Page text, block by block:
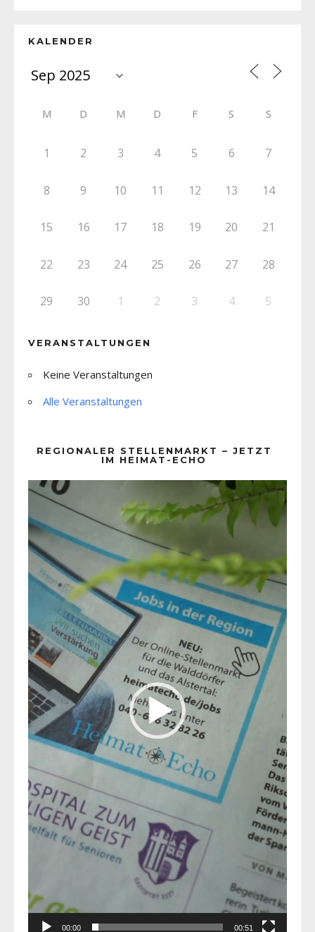
KALENDER
M D M D F S S
1 2 3 4 5 6 7
8 9 10 11 12 13 14
15 16 17 18 19 20 21
22 23 24 25 26 27 28
29 30 1 2 3 4 5
VERANSTALTUNGEN
Keine Veranstaltungen
Alle Veranstaltungen
REGIONALER STELLENMARKT – JETZT
IM HEIMAT-ECHO
Player
00:00 00:51